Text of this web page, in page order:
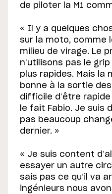
de piloter la M1
« Il y a quelques
sur la moto, comme
milieu de virage. Le
n’utilisons pas le
plus rapides. Mais la
bonne à la sortie
difficile d’être
le fait Fabio. Je suis
pas beaucoup
dernier. »
« Je suis content
essayer un autre
sais pas ce qu’il va
ingénieurs nous